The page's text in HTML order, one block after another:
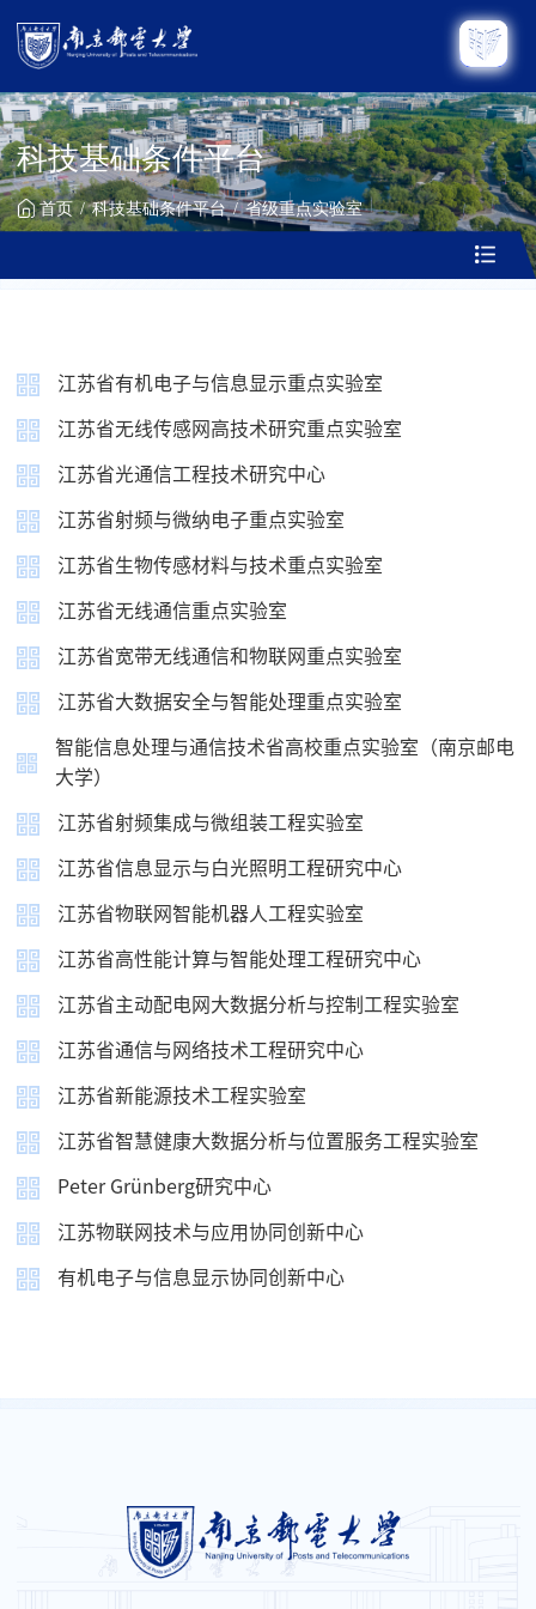
旧版入口 English 电子邮件
关闭
科技基础条件平台
首页 科技基础条件平台 省级重点实验室
江苏省有机电子与信息显示重点实验室
江苏省无线传感网高技术研究重点实验室
江苏省光通信工程技术研究中心
江苏省射频与微纳电子重点实验室
江苏省生物传感材料与技术重点实验室
江苏省无线通信重点实验室
江苏省宽带无线通信和物联网重点实验室
江苏省大数据安全与智能处理重点实验室
智能信息处理与通信技术省高校重点实验室（南京邮电
大学）
江苏省射频集成与微组装工程实验室
江苏省信息显示与白光照明工程研究中心
江苏省物联网智能机器人工程实验室
江苏省高性能计算与智能处理工程研究中心
江苏省主动配电网大数据分析与控制工程实验室
江苏省通信与网络技术工程研究中心
江苏省新能源技术工程实验室
江苏省智慧健康大数据分析与位置服务工程实验室
Peter Grünberg研究中心
江苏物联网技术与应用协同创新中心
有机电子与信息显示协同创新中心